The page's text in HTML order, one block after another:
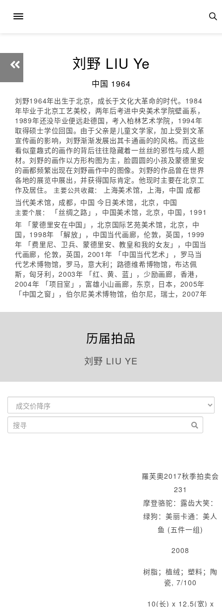
刘野 LIU Ye
中国 1964
刘野1964年出生于北京，成长于文化大革命的时代。1984
年毕业于北京工艺美校，两年后考进中央美术学院壁画系，
1989年还没毕业便远赴德国，考入柏林艺术学院，1994年
取得硕士学位回国。由于父亲是儿童文学家，加上受到文革
宣传画的影响，刘野渐渐发展出其卡通画的的风格。而这些
看似童趣式的画作的背后往往隐藏着一丝丝的邪性与成人题
材。刘野的画作以方形构图为主，脸圆圆的小孩及蒙德里安
的画都频繁出现在刘野画作中的图像。刘野的作品曾在世界
各地的展览中展出，并获得国际肯定。他现时主要在北京工
作及居住。 主要公共收藏：
上海美术馆，上海，中国 成都
当代美术馆，成都，中国 今日美术馆，北京，中国
主要个展：
「丝绸之路」，中国美术馆，北京，中国，1991
年 「蒙德里安在中国」，北京国际艺苑美术馆，北京，中
国，1998年 「解放」，中国当代画廊，伦敦，英国，1999
年 「费里尼、卫兵、蒙德里安、教皇和我的女友」，中国当
代画廊，伦敦，英国，2001年 「中国当代艺术」，罗马当
代艺术博物馆，罗马，意大利；路德维希博物馆，布达佩
斯，匈牙利，2003年 「红、黄、蓝」，少励画廊，香港，
2004年 「项目室」，富雄小山画廊，东京，日本，2005年
「中国之窗」，伯尔尼美术博物馆，伯尔尼，瑞士，2007年
历届拍品
刘野 LIU YE
羅芙奧2017秋季拍卖会
231
摩登骆驼：露齿大笑：
绿狗：美丽卡通：美人
鱼 (五件一组)
2008
树脂；植绒；塑料；陶
瓷, 7/100
10(长) x 12.5(宽) x